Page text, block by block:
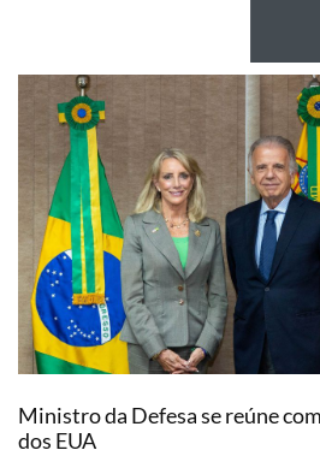
Ministro da Defesa se reúne
dos EUA